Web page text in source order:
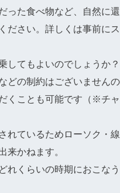
った食べ物など、自然に還
ださい。詳しくは事前にス
してもよいのでしょうか？
どの制約はございませんの
くことも可能です（※チャ
れているためローソク・線
来かねます。
れくらいの時期におこなう